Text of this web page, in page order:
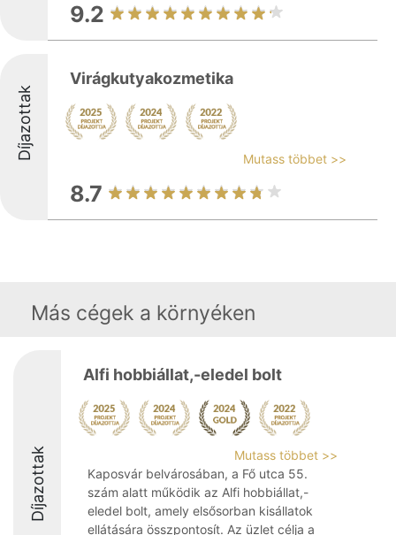
9.2
Díjazottak
Virágkutyakozmetika
Mutass többet >>
8.7
Más cégek a környéken
Díjazottak
Alfi hobbiállat,-eledel bolt
Mutass többet >>
Kaposvár belvárosában, a Fő utca 55.
szám alatt működik az Alfi hobbiállat,-
eledel bolt, amely elsősorban kisállatok
ellátására összpontosít. Az üzlet célja a